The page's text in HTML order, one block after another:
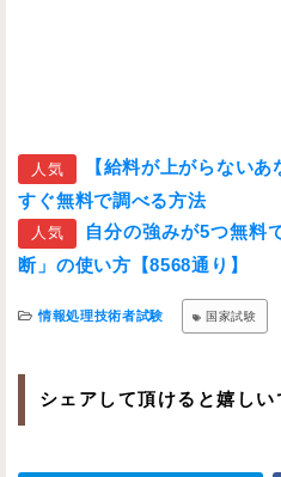
人気
【給料が上がらない
すぐ無料で調べる方法
人気
自分の強みが5つ無料
断」の使い方【8568通り】
情報処理技術者試験 国家試験
シェアして頂けると嬉しい